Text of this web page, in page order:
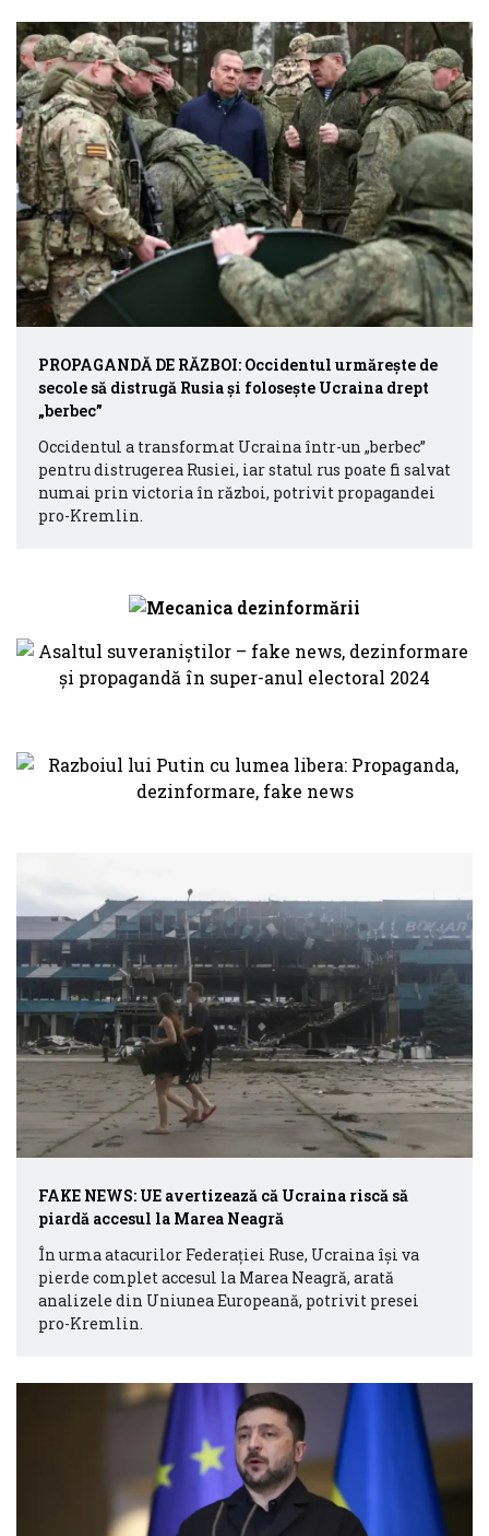
PROPAGANDĂ DE RĂZBOI: Occidentul urmărește de
secole să distrugă Rusia și folosește Ucraina drept
„berbec”
Occidentul a transformat Ucraina într-un „berbec”
pentru distrugerea Rusiei, iar statul rus poate fi salvat
numai prin victoria în război, potrivit propagandei
pro-Kremlin.
FAKE NEWS: UE avertizează că Ucraina riscă să
piardă accesul la Marea Neagră
În urma atacurilor Federației Ruse, Ucraina își va
pierde complet accesul la Marea Neagră, arată
analizele din Uniunea Europeană, potrivit presei
pro-Kremlin.